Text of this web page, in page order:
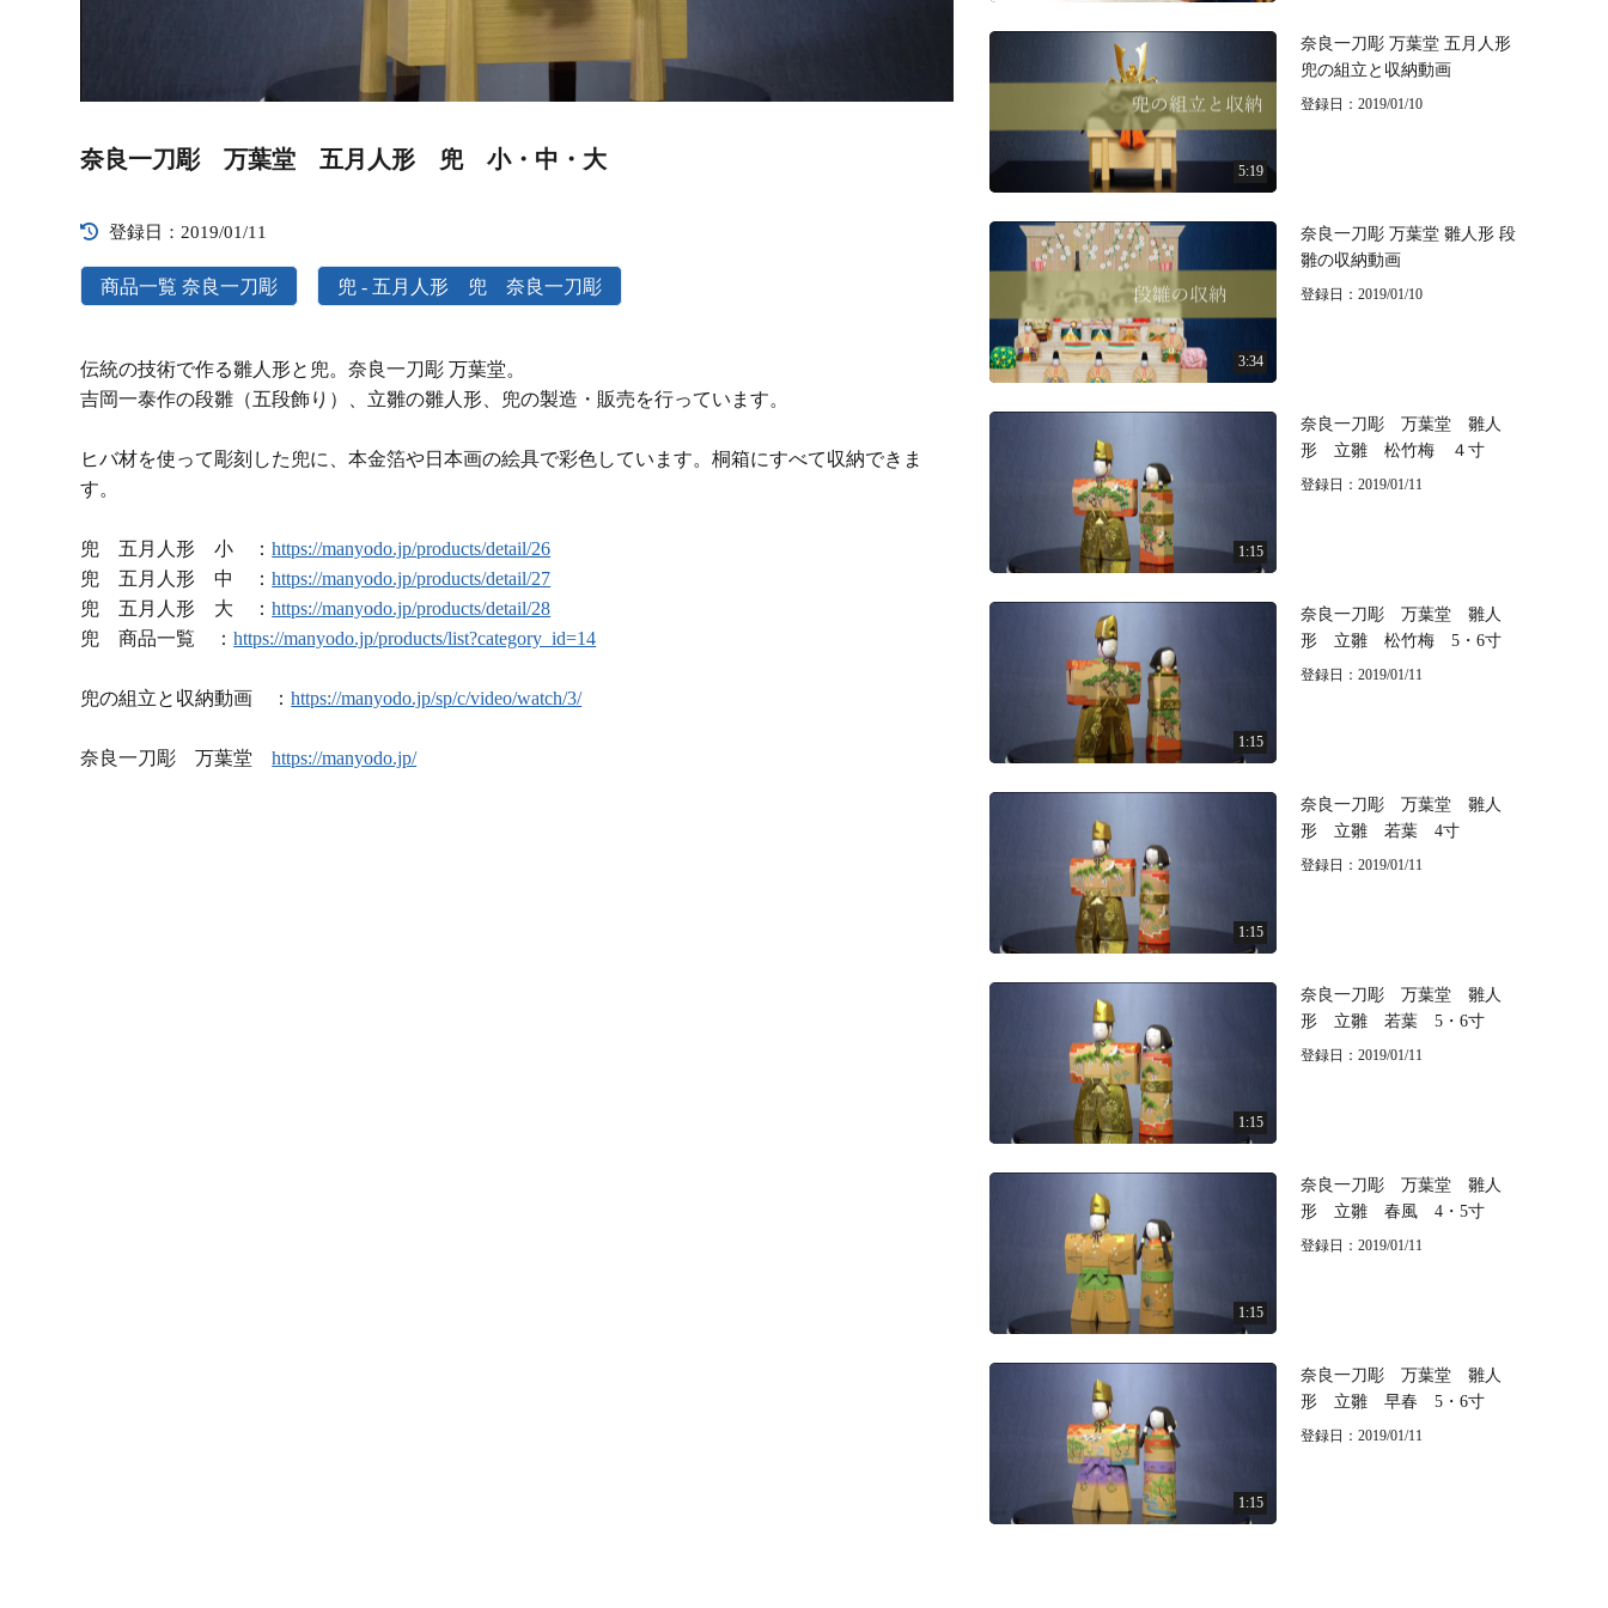
Player
奈良一刀彫 万葉堂 五月人形 兜 小・中・大
登録日：2019/01/11
商品一覧 奈良一刀彫 兜 - 五月人形 兜 奈良一刀彫
伝統の技術で作る雛人形と兜。奈良一刀彫 万葉堂。
吉岡一泰作の段雛（五段飾り）、立雛の雛人形、兜の製造・販売を行っています。
ヒバ材を使って彫刻した兜に、本金箔や日本画の絵具で彩色しています。桐箱にすべて収納できま
す。
兜 五月人形 小 ：https://manyodo.jp/products/detail/26
兜 五月人形 中 ：https://manyodo.jp/products/detail/27
兜 五月人形 大 ：https://manyodo.jp/products/detail/28
兜 商品一覧 ：https://manyodo.jp/products/list?category_id=14
兜の組立と収納動画 ：https://manyodo.jp/sp/c/video/watch/3/
奈良一刀彫 万葉堂https://manyodo.jp/
5:19
奈良一刀彫 万葉堂 五月人形
兜の組立と収納動画
登録日：2019/01/10
3:34
奈良一刀彫 万葉堂 雛人形 段
雛の収納動画
登録日：2019/01/10
1:15
奈良一刀彫 万葉堂 雛人
形 立雛 松竹梅 ４寸
登録日：2019/01/11
1:15
奈良一刀彫 万葉堂 雛人
形 立雛 松竹梅 5・6寸
登録日：2019/01/11
1:15
奈良一刀彫 万葉堂 雛人
形 立雛 若葉 4寸
登録日：2019/01/11
1:15
奈良一刀彫 万葉堂 雛人
形 立雛 若葉 5・6寸
登録日：2019/01/11
1:15
奈良一刀彫 万葉堂 雛人
形 立雛 春風 4・5寸
登録日：2019/01/11
1:15
奈良一刀彫 万葉堂 雛人
形 立雛 早春 5・6寸
登録日：2019/01/11